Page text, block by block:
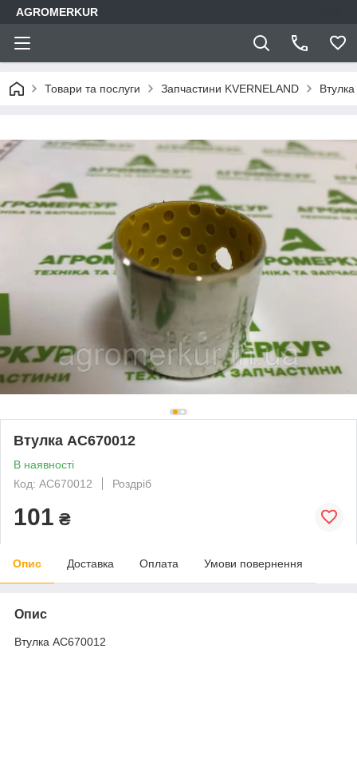
AGROMERKUR
Товари та послуги Запчастини KVERNELAND
Втулка AC670012
В наявності
Код: AC670012
Роздріб
101 ₴
Опис Доставка Оплата Умови повернення
Опис
Втулка AC670012